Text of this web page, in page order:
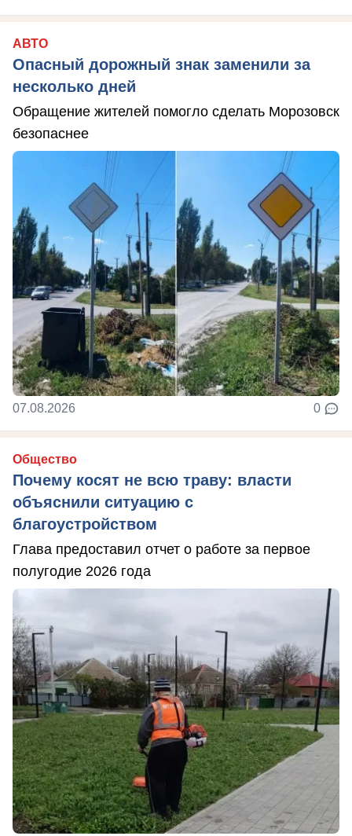
АВТО
Опасный дорожный знак заменили за
несколько дней
Обращение жителей помогло сделать Морозовск
безопаснее
07.08.2026 0
Общество
Почему косят не всю траву: власти
объяснили ситуацию с
благоустройством
Глава предоставил отчет о работе за первое
полугодие 2026 года